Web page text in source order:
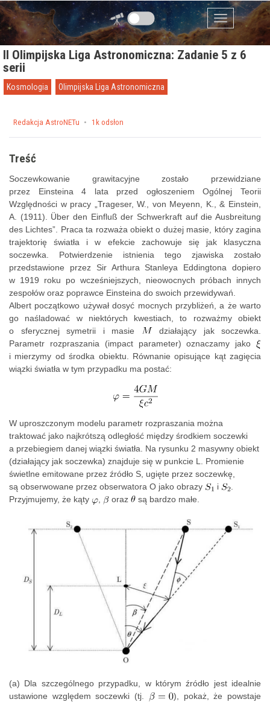
Przejdź do zawartości
Menu
II Olimpijska Liga Astronomiczna: Zadanie 5 z 6
serii
Kosmologia Olimpijska Liga Astronomiczna
Posted on
by
Redakcja AstroNETu 1k odsłon
Treść
Soczewkowanie grawitacyjne zostało przewidziane
przez Einsteina 4 lata przed ogłoszeniem Ogólnej Teorii
Względności w pracy „Trageser, W., von Meyenn, K., & Einstein,
A. (1911). Über den Einfluß der Schwerkraft auf die Ausbreitung
des Lichtes”. Praca ta rozważa obiekt o dużej masie, który zagina
trajektorię światła i w efekcie zachowuje się jak klasyczna
soczewka. Potwierdzenie istnienia tego zjawiska zostało
przedstawione przez Sir Arthura Stanleya Eddingtona dopiero
w 1919 roku po wcześniejszych, nieowocnych próbach innych
zespołów oraz poprawce Einsteina do swoich przewidywań.
Albert początkowo używał dosyć mocnych przybliżeń, a że warto
go naśladować w niektórych kwestiach, to rozważmy obiekt
o sferycznej symetrii i masie
działający jak soczewka.
Parametr rozpraszania (impact parameter) oznaczamy jako
i mierzymy od środka obiektu. Równanie opisujące kąt zagięcia
wiązki światła w tym przypadku ma postać:
W uproszczonym modelu parametr rozpraszania można
traktować jako najkrótszą odległość między środkiem soczewki
a przebiegiem danej wiązki światła. Na rysunku 2 masywny obiekt
(działający jak soczewka) znajduje się w punkcie L. Promienie
świetlne emitowane przez źródło S, ugięte przez soczewkę,
są obserwowane przez obserwatora O jako obrazy
i
Przyjmujemy, że kąty
oraz są bardzo małe.
(a) Dla szczególnego przypadku, w którym źródło jest idealnie
ustawione względem soczewki (tj.
), pokaż, że powstaje